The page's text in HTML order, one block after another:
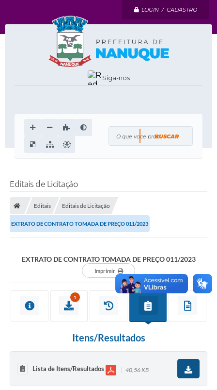
LOGIN / CADASTRO
Siga-nos
O que voce procura?
Editais de Licitação
Editais Editais de Licitação
EXTRATO DE CONTRATO TOMADA DE PREÇO 011/2023
EXTRATO DE CONTRATO TOMADA DE PREÇO 011/2023
Imprimir
1
Itens/Resultados
Lista de Itens/Resultados 40,56 KB